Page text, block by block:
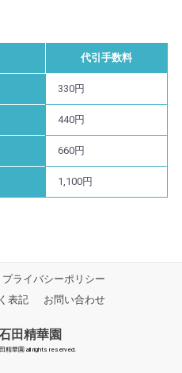
代引手数料
330円
440円
660円
1,100円
プライバシーポリシー
表記
お問い合わせ
田精華園
精華園 all rights reserved.